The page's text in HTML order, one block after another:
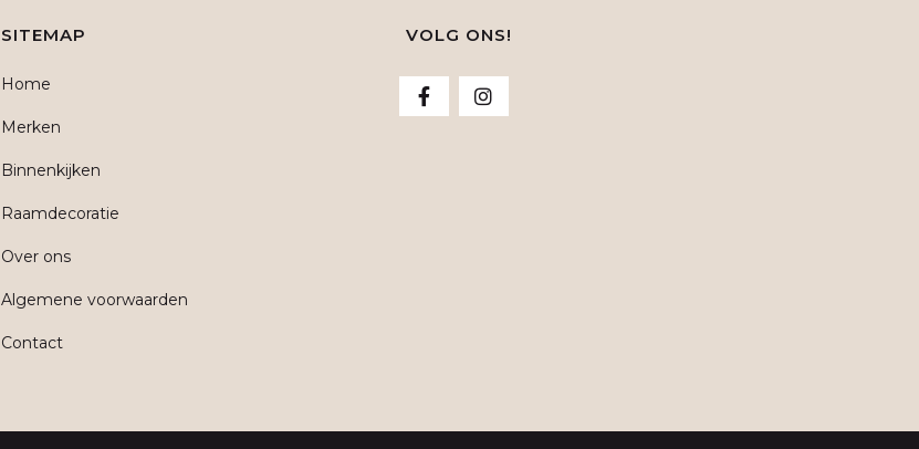
SITEMAP
Home
Merken
Binnenkijken
Raamdecoratie
Over ons
Algemene voorwaarden
Contact
VOLG ONS!